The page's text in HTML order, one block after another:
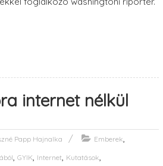
internet nélkül
Papp Hajnalka Emberek,
, GYIK, Internet, Kutatások,